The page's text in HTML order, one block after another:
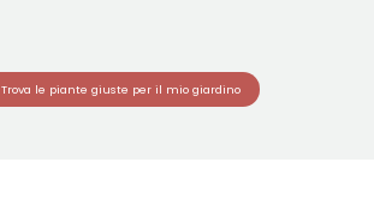
Trova le piante giuste per il mio giardino